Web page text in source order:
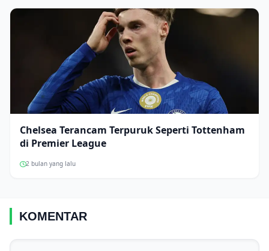
Chelsea Terancam Terpuruk Seperti Tottenham
di Premier League
2 bulan yang lalu
KOMENTAR